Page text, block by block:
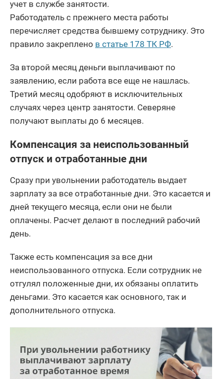
учет в службе занятости.
Работодатель с прежнего места работы
перечисляет средства бывшему сотруднику. Это
правило закреплено в статье 178 ТК РФ.
За второй месяц деньги выплачивают по
заявлению, если работа все еще не нашлась.
Третий месяц одобряют в исключительных
случаях через центр занятости. Северяне
получают выплаты до 6 месяцев.
Компенсация за неиспользованный
отпуск и отработанные дни
Сразу при увольнении работодатель выдает
зарплату за все отработанные дни. Это касается и
дней текущего месяца, если они не были
оплачены. Расчет делают в последний рабочий
день.
Также есть компенсация за все дни
неиспользованного отпуска. Если сотрудник не
отгулял положенные дни, их обязаны оплатить
деньгами. Это касается как основного, так и
дополнительного отпуска.